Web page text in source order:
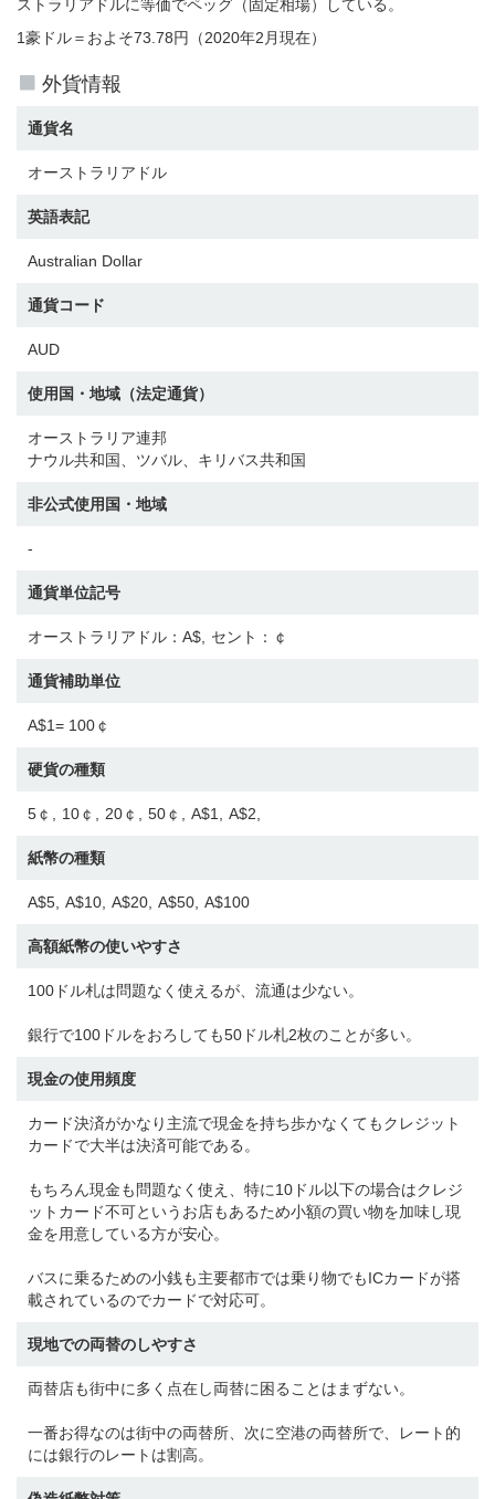
ストラリアドルに等価でペッグ（固定相場）している。
1豪ドル＝およそ73.78円（2020年2月現在）
外貨情報
通貨名
オーストラリアドル
英語表記
Australian Dollar
通貨コード
AUD
使用国・地域（法定通貨）
オーストラリア連邦
ナウル共和国、ツバル、キリバス共和国
非公式使用国・地域
-
通貨単位記号
オーストラリアドル：A$ セント：￠
通貨補助単位
A$1= 100￠
硬貨の種類
5￠ 10￠ 20￠ 50￠ A$1 A$2
紙幣の種類
A$5 A$10 A$20 A$50 A$100
高額紙幣の使いやすさ
100ドル札は問題なく使えるが、流通は少ない。
銀行で100ドルをおろしても50ドル札2枚のことが多い。
現金の使用頻度
カード決済がかなり主流で現金を持ち歩かなくてもクレジット
カードで大半は決済可能である。
もちろん現金も問題なく使え、特に10ドル以下の場合はクレジ
ットカード不可というお店もあるため小額の買い物を加味し現
金を用意している方が安心。
バスに乗るための小銭も主要都市では乗り物でもICカードが搭
載されているのでカードで対応可。
現地での両替のしやすさ
両替店も街中に多く点在し両替に困ることはまずない。
一番お得なのは街中の両替所、次に空港の両替所で、レート的
には銀行のレートは割高。